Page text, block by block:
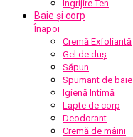
Îngrijire Ten
Baie și corp
Înapoi
Cremă Exfoliantă
Gel de duș
Săpun
Spumant de baie
Igienă Intimă
Lapte de corp
Deodorant
Cremă de mâini